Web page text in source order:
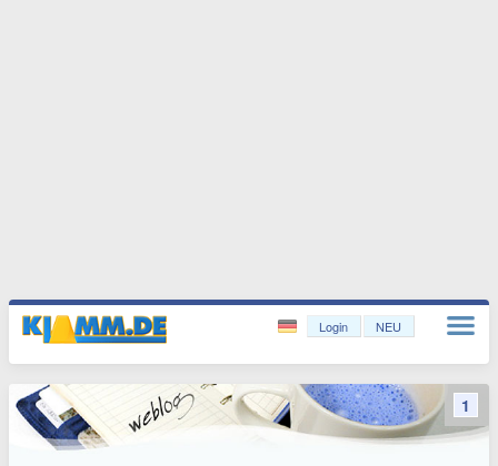
Login NEU
1